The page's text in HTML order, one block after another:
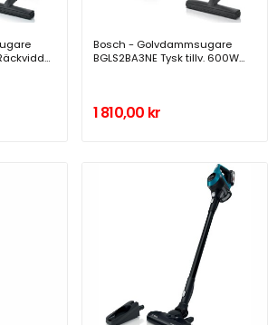
Bosch - Golvdammsugare
BGLS2BA3NE Tysk tillv. 600W
1 810,00 kr